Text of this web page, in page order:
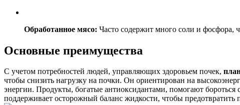
Обработанное мясо: Часто содержит много соли и фосфора,
Основные преимущества
С учетом потребностей людей, управляющих здоровьем почек,
чтобы снизить нагрузку на почки. Он ориентирован на
энергии. Продукты, богатые антиоксидантами, помогают
поддерживает осторожный баланс жидкости, чтобы предотвратить